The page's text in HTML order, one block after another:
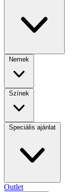
Nemek
Színek
Speciális ajánlat
Outlet